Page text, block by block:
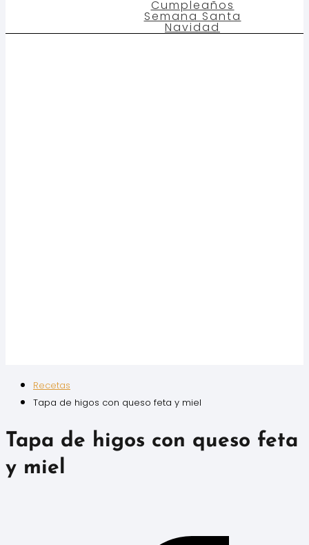
Cumpleaños
Semana Santa
Navidad
Recetas
Tapa de higos con queso feta y miel
Tapa de higos con queso feta
y miel